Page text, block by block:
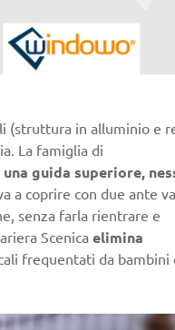
(struttura in alluminio e
La famiglia di
guida superiore,
a coprire con due ante
senza farla rientrare e
Scenica elimina
frequentati da bambini